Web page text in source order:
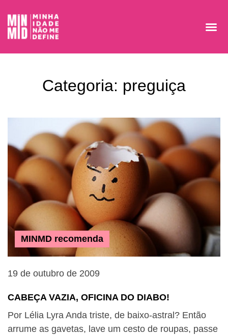
Categoria: preguiça
MINMD recomenda
19 de outubro de 2009
CABEÇA VAZIA, OFICINA DO DIABO!
Por Lélia Lyra Anda triste, de baixo-astral? Então
arrume as gavetas, lave um cesto de roupas, passe